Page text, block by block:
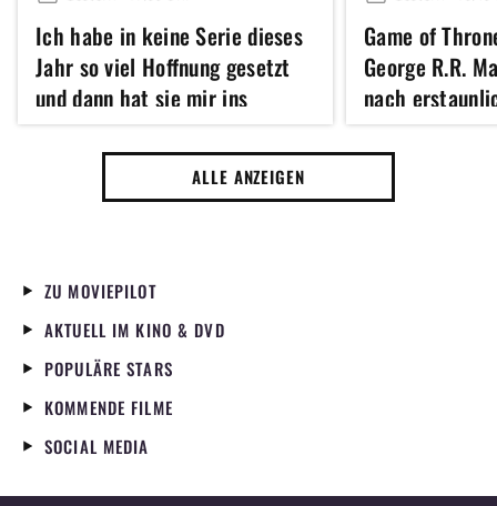
Ich habe in keine Serie dieses
Jahr so viel Hoffnung gesetzt
und dann hat sie mir ins
Gesicht gespuckt
Game of
George R.R.
nach
Funkstille
Traurigkeit
gekämpft"
ALLE ANZEIGEN
ZU MOVIEPILOT
AKTUELL IM KINO & DVD
POPULÄRE STARS
KOMMENDE FILME
SOCIAL MEDIA